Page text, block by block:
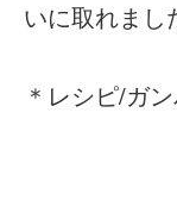
いに取れまし
＊レシピ/ガ